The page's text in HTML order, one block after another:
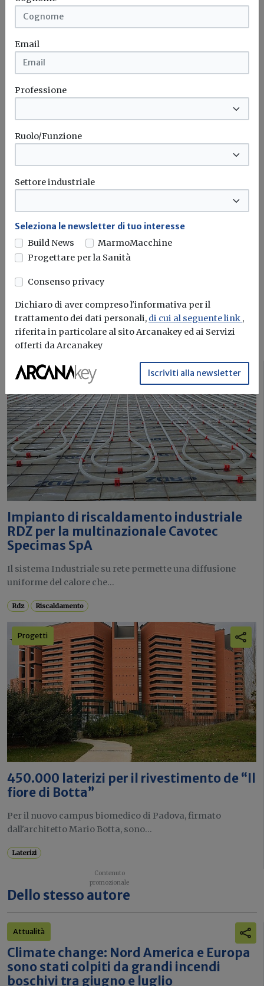
Iscriviti alla newsletter di
Rimani aggiornato sulle ultime
novità in campo di efficienza
energetica e sostenibilità edile
Iscriviti
I più letti sull'argomento
Progetti
Impianto di riscaldamento industriale
RDZ per la multinazionale Cavotec
Specimas SpA
Il sistema Industriale su rete permette una diffusione
uniforme del calore che...
Rdz Riscaldamento
Progetti
450.000 laterizi per il rivestimento de “Il
fiore di Botta”
Per il nuovo campus biomedico di Padova, firmato
dall'architetto Mario Botta, sono...
Laterizi
Dello stesso autore
Attualità
Climate change: Nord America e Europa
sono stati colpiti da grandi incendi
boschivi tra giugno e luglio
Email
Professione
Ruolo/Funzione
Settore industriale
Seleziona le newsletter di tuo interesse
Build News
MarmoMacchine
Progettare per la Sanità
Consenso privacy
Dichiaro di aver compreso l'informativa per il
trattamento dei dati personali, di cui al seguente link ,
riferita in particolare al sito Arcanakey ed ai Servizi
offerti da Arcanakey
Iscriviti alla newsletter